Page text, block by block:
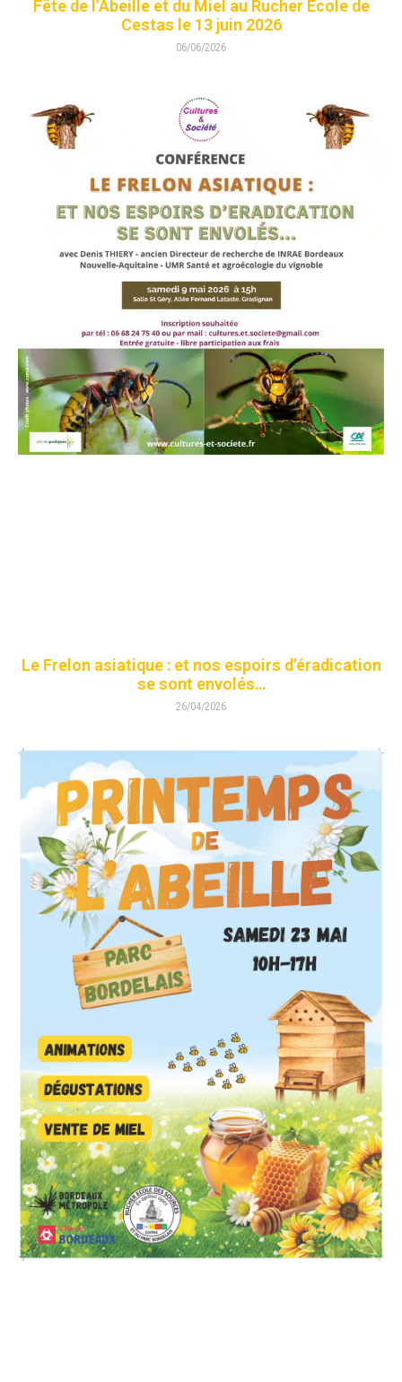
Fête de l’Abeille et du Miel au Rucher Ecole de
Cestas le 13 juin 2026
06/06/2026
Le Frelon asiatique : et nos espoirs d’éradication
se sont envolés…
26/04/2026